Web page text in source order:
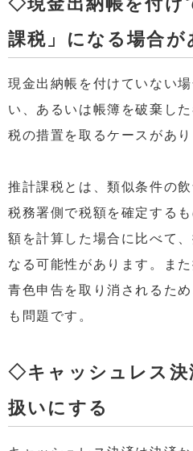
課税」になる場合が
現金出納帳を付けていない
い、あるいは帳簿を破棄し
税の措置を取るケースがあり
推計課税とは、類似条件の
税務署側で税額を確定する
額を計算した場合に比べて
なる可能性があります。ま
青色申告を取り消されるた
も問題です。
◇キャッシュレス決
扱いにする